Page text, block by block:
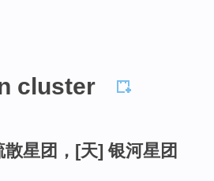
cluster
散星团，[天] 银河星团